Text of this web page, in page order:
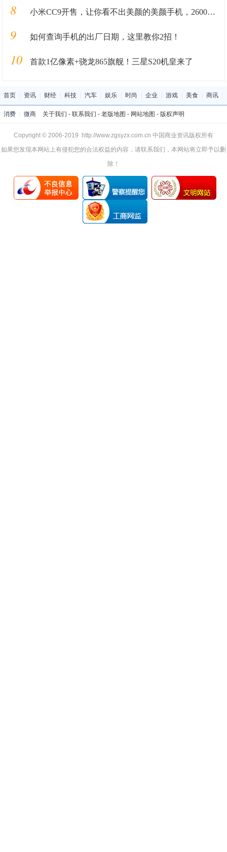
8 小米CC9开售，让你看不出美颜的美颜手机，2600不到就能带回家
9 如何查询手机的出厂日期，这里教你2招！
10 首款1亿像素+骁龙865旗舰！三星S20机皇来了
首页 资讯 财经 科技 汽车 娱乐 时尚 企业 游戏 美食 商讯
消费 微商 关于我们 - 联系我们 - 老版地图 - 网站地图 - 版权声明
Copyright © 2006-2019 http://www.zgsyzx.com.cn 中国商业资讯版权所有
如果您发现本网站上有侵犯您的合法权益的内容，请联系我们，本网站将立即予以删
除！